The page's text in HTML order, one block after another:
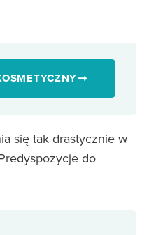
się tak drastycznie w
do